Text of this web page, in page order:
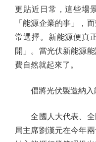
更貼近日常，這些場
「能源企業的事」，
常選擇。新能源便真
開」。當光伏新能源
費自然就起來了。
倡將光伏製造納入
全國人大代表、全
局主席劉漢元在今年